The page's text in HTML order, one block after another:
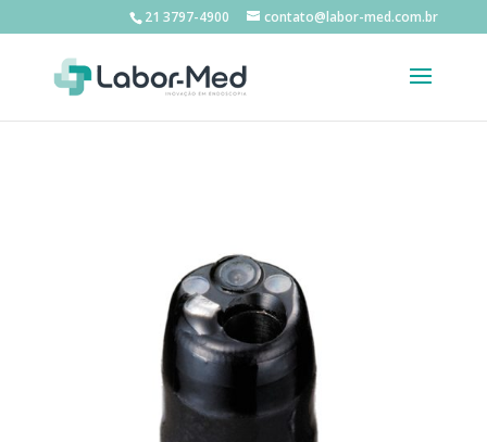
21 3797-4900 contato@labor-med.com.br